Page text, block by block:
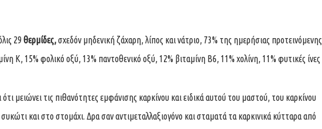
29 θερμίδες,σχεδόν μηδενική ζάχαρη, λίπος και νάτριο, 73% της ημερήσιας προτεινόμενης
Κ, 15% φολικό οξύ, 13% παντοθενικό οξύ, 12% βιταμίνη Β6, 11% χολίνη, 11% φυτικές ίνες
ότι μειώνει τις πιθανότητες εμφάνισης καρκίνου και ειδικά αυτού του μαστού, του καρκίνου
και στο στομάχι. Δρα σαν αντιμεταλλαξιογόνο και σταματά τα καρκινικά κύτταρα από